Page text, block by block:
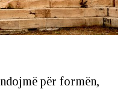
për formën,